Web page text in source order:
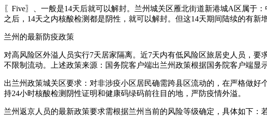
〖Five〗、一般是14天后就可以解封。兰州城关区雁北街道新港城A区属于
之后，14天之内核酸检测都是阴性，就可以解封。但这14天期间陆续的有新
兰州的最新防疫政策
对高风险区外溢人员实行7天居家隔离。近7天内有低风险区旅居史人员，要
不限制流动。上述政策来源：国务院客户端出兰州政策根据国务院客户端显
出兰州政策城关区要求：对非涉疫小区居民确需跨县区流动的，在严格做
持24小时核酸检测阴性证明和健康码绿码前往目的地，严防疫情外溢。
兰州返京人员的最新政策要求需根据兰州当前的风险等级确定，具体如下